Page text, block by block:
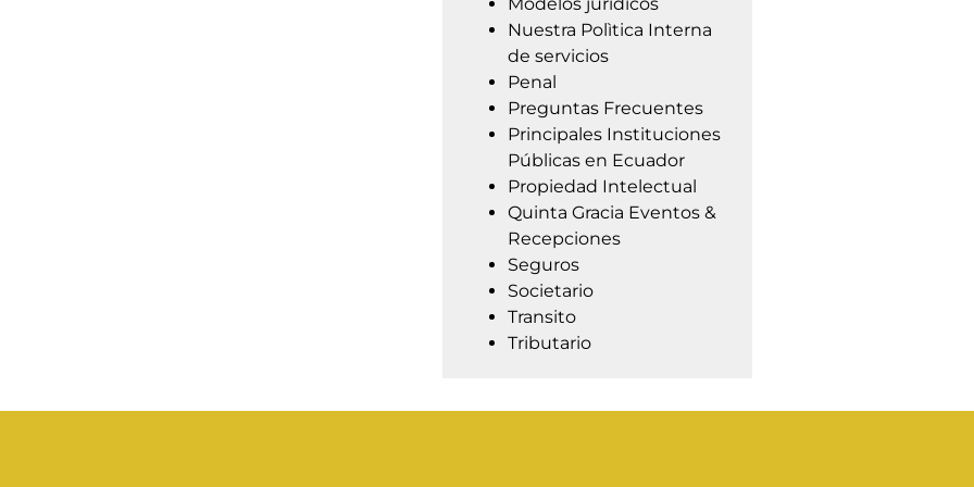
Modelos jurídicos
Nuestra Polìtica Interna
de servicios
Penal
Preguntas Frecuentes
Principales Instituciones
Públicas en Ecuador
Propiedad Intelectual
Quinta Gracia Eventos &
Recepciones
Seguros
Societario
Transito
Tributario